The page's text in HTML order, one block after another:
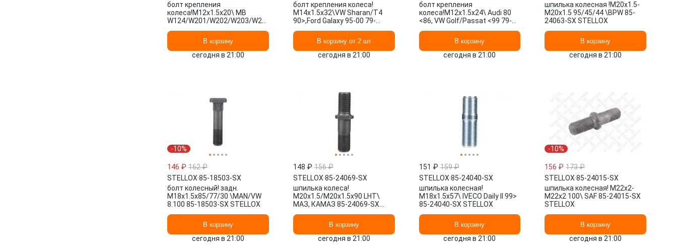
болт крепления
колеса!M12x1.5x20\ MB
W124/W201/W202/W203/W210/W168
В корзину
сегодня в 21:00
болт крепления колеса!
M14x1.5x32\VW Sharan/T4
90>,Ford Galaxy 95-00 79-
В корзину от 2 шт
сегодня в 21:00
болт крепления
колеса!M12x1.5x24\ Audi 80
<86, VW Golf/Passat <99 79-
В корзину
сегодня в 21:00
шпилька колесная !M20x1.5-
M20x1.5 95/45/44 \BPW 85-
24063-SX STELLOX
В корзину
сегодня в 21:00
-10%
146 ₽ 162 ₽
STELLOX·85-18503-SX
болт колесный! задн.
M18x1.5x85/77/30 \MAN/VW
8.100 85-18503-SX STELLOX
В корзину
сегодня в 21:00
148 ₽ 156 ₽
STELLOX·85-24069-SX
шпилька колеса!
M20x1.5/M20x1.5x90 LHT\
МАЗ, КАМАЗ 85-24069-SX
В корзину
сегодня в 21:00
151 ₽ 159 ₽
STELLOX·85-24040-SX
шпилька колесная!
M18x1.5x57\ IVECO Daily II 99>
85-24040-SX STELLOX
В корзину
сегодня в 21:00
-10%
156 ₽ 173 ₽
STELLOX·85-24015-SX
шпилька колесная! M22x2-
M22x2 100\ SAF 85-24015-SX
STELLOX
В корзину
сегодня в 21:00